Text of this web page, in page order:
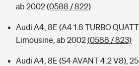
ab 2002(0588 / 822)
Audi A4, 8E (A4 1.8 TURBO
Limousine, ab 2002(0588 / 823)
Audi A4, 8E (S4 AVANT 4.2 V8),